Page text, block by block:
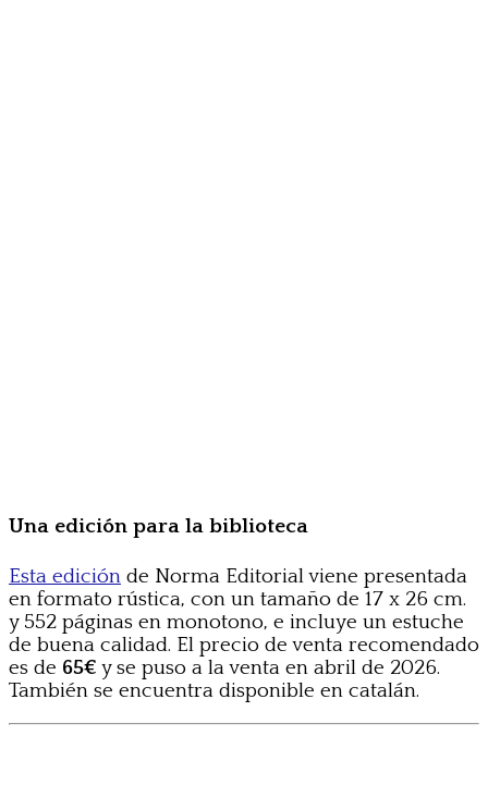
Una edición para la biblioteca
Esta edición de Norma Editorial viene presentada
en formato rústica, con un tamaño de 17 x 26 cm.
y 552 páginas en monotono, e incluye un estuche
de buena calidad. El precio de venta recomendado
es de 65€ y se puso a la venta en abril de 2026.
También se encuentra disponible en catalán.